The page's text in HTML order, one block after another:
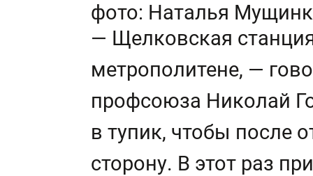
фото: Наталья
— Щелковская
метрополитене, —
профсоюза Николай
в тупик, чтобы после
сторону. В этот раз